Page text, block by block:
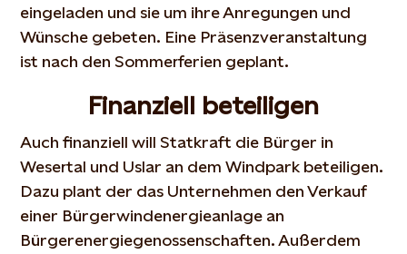
eingeladen und sie um ihre Anregungen und
Wünsche gebeten. Eine Präsenzveranstaltung
ist nach den Sommerferien geplant.
Finanziell beteiligen
Auch finanziell will Statkraft die Bürger in
Wesertal und Uslar an dem Windpark beteiligen.
Dazu plant der das Unternehmen den Verkauf
einer Bürgerwindenergieanlage an
Bürgerenergiegenossenschaften. Außerdem